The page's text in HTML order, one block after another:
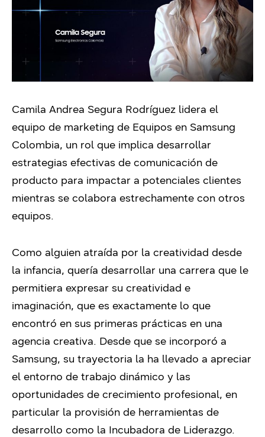
Camila Andrea Segura Rodríguez lidera el
equipo de marketing de Equipos en Samsung
Colombia, un rol que implica desarrollar
estrategias efectivas de comunicación de
producto para impactar a potenciales clientes
mientras se colabora estrechamente con otros
equipos.
Como alguien atraída por la creatividad desde
la infancia, quería desarrollar una carrera que le
permitiera expresar su creatividad e
imaginación, que es exactamente lo que
encontró en sus primeras prácticas en una
agencia creativa. Desde que se incorporó a
Samsung, su trayectoria la ha llevado a apreciar
el entorno de trabajo dinámico y las
oportunidades de crecimiento profesional, en
particular la provisión de herramientas de
desarrollo como la Incubadora de Liderazgo.